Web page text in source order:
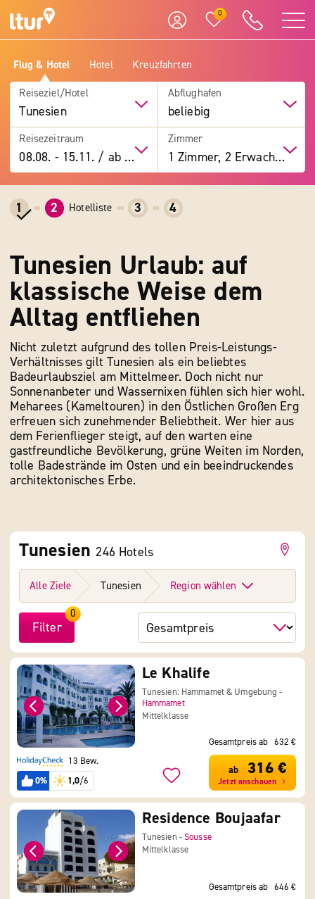
0
Flug & Hotel Hotel Kreuzfahrten
Reiseziel/Hotel
Tunesien
Abflughafen
beliebig
Reisezeitraum
08.08. -15.11. / ab 7 Tage
Zimmer
1 Zimmer, 2 Erwachsene
1 2 Hotelliste 3 4
Tunesien Urlaub: auf
klassische Weise dem
Alltag entfliehen
Nicht zuletzt aufgrund des tollen Preis-Leistungs-
Verhältnisses gilt Tunesien als ein beliebtes
Badeurlaubsziel am Mittelmeer. Doch nicht nur
Sonnenanbeter und Wassernixen fühlen sich hier wohl.
Meharees (Kameltouren) in den Östlichen Großen Erg
erfreuen sich zunehmender Beliebtheit. Wer hier aus
dem Ferienflieger steigt, auf den warten eine
gastfreundliche Bevölkerung, grüne Weiten im Norden,
tolle Badestrände im Osten und ein beeindruckendes
architektonisches Erbe.
Tunesien 246 Hotels
Alle Ziele Tunesien Region wählen
Filter
0
Le Khalife
Tunesien: Hammamet & Umgebung -
Hammamet
Mittelklasse
13 Bew.
0%
1,0/6
Gesamtpreis ab 632 €
ab 316 €
Jetzt anschauen
Residence Boujaafar
Tunesien -Sousse
Mittelklasse
Gesamtpreis ab 646 €